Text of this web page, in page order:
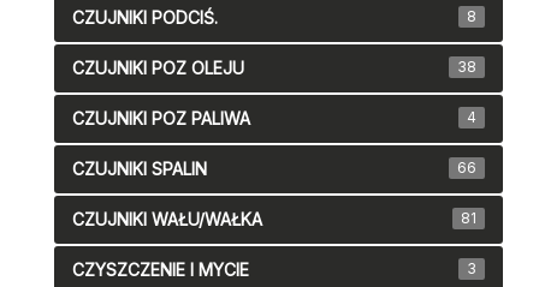
CZUJNIKI PODCIŚ. 8
CZUJNIKI POZ OLEJU 38
CZUJNIKI POZ PALIWA 4
CZUJNIKI SPALIN 66
CZUJNIKI WAŁU/WAŁKA 81
CZYSZCZENIE I MYCIE 3